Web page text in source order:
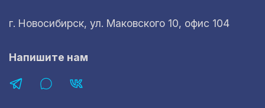
г. Новосибирск, ул. Маковского 10, офис 104
Напишите нам